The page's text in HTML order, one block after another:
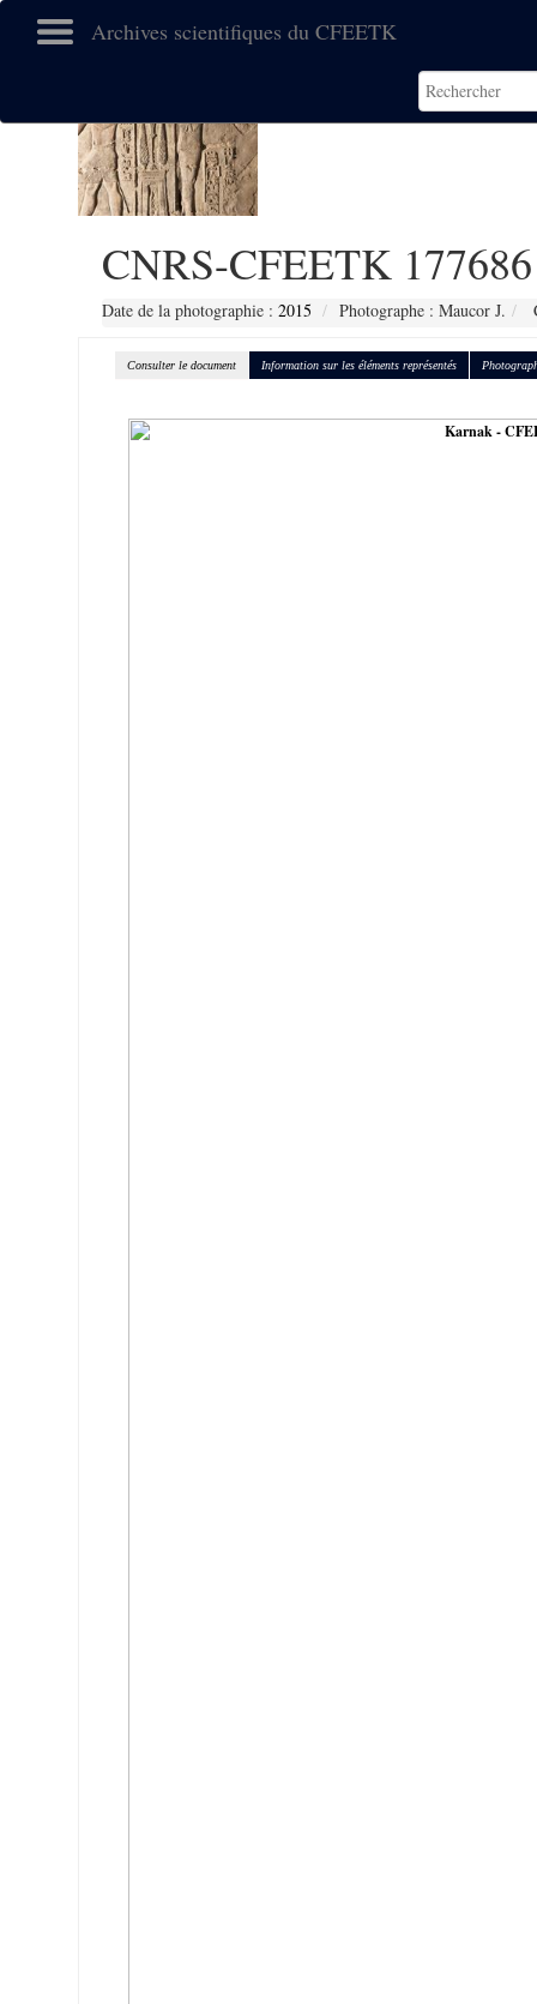
Archives scientifiques du CFEETK
CNRS-CFEETK 177686
Date de la photographie : 2015 Photographe : Maucor J.
Consulter le document Information sur les éléments représentés